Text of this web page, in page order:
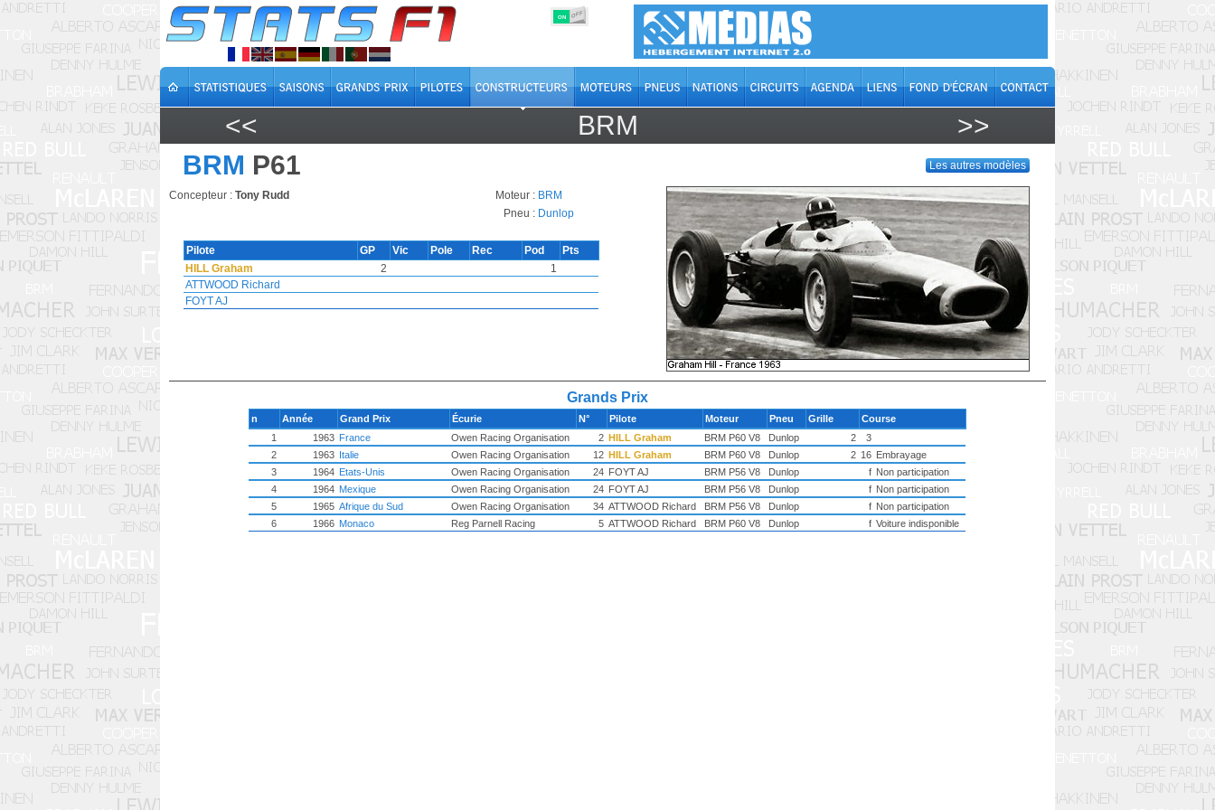
ON OFF
<< BRM
>>
BRM P61 Les autres modèles
Concepteur : Tony Rudd Moteur : BRM
Pneu : Dunlop
Pilote GP Vic Pole Rec Pod
Pts
HILL Graham
2
1
ATTWOOD Richard
FOYT AJ
Grands Prix
n Année Grand Prix Écurie N° Pilote Moteur Pneu Grille
Course
1
1963 France Owen Racing Organisation 2 HILL Graham BRM P60 V8 Dunlop 2
3
2
1963 Italie Owen Racing Organisation 12 HILL Graham BRM P60 V8 Dunlop 2 16 Embrayage
3
1964 Etats-Unis Owen Racing Organisation 24 FOYT AJ BRM P56 V8 Dunlop f Non participation
4
1964 Mexique Owen Racing Organisation 24 FOYT AJ BRM P56 V8 Dunlop f Non participation
5
1965 Afrique du Sud Owen Racing Organisation 34 ATTWOOD Richard BRM P56 V8 Dunlop f Non participation
6
1966 Monaco Reg Parnell Racing 5 ATTWOOD Richard BRM P60 V8 Dunlop f Voiture indisponible